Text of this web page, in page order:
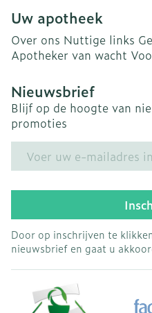
Uw apotheek
Over ons Nuttige links
Apotheker van wacht
Nieuwsbrief
Blijf op de hoogte van
promoties
Door op inschrijven te
nieuwsbrief en gaat u